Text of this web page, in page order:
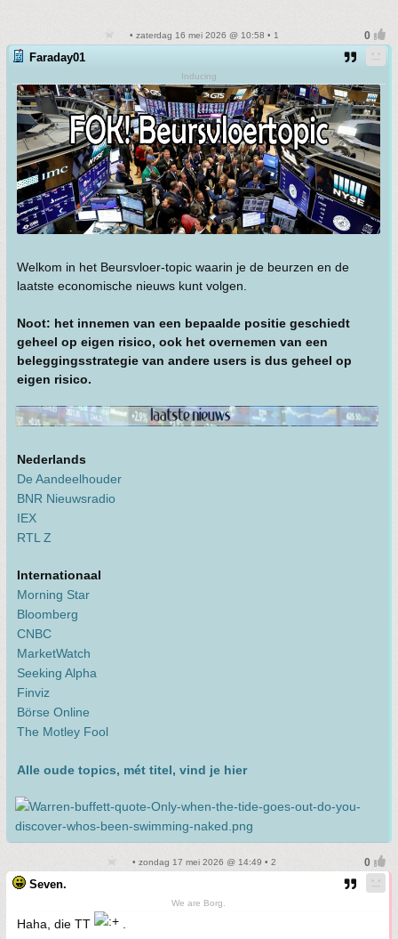
• zaterdag 16 mei 2026 @ 10:58 • 1
Faraday01
Inducing
Welkom in het Beursvloer-topic waarin je de beurzen en de
laatste economische nieuws kunt volgen.
Noot: het innemen van een bepaalde positie geschiedt
geheel op eigen risico, ook het overnemen van een
beleggingsstrategie van andere users is dus geheel op
eigen risico.
Nederlands
De Aandeelhouder
BNR Nieuwsradio
IEX
RTL Z
Internationaal
Morning Star
Bloomberg
CNBC
MarketWatch
Seeking Alpha
Finviz
Börse Online
The Motley Fool
Alle oude topics, mét titel, vind je hier
• zondag 17 mei 2026 @ 14:49 • 2
Seven.
We are Borg.
Haha, die TT